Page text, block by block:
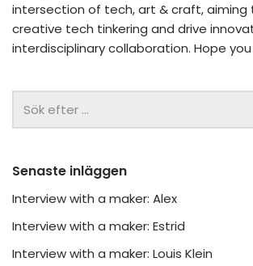
intersection of tech, art & craft, aiming
creative tech tinkering and drive
interdisciplinary collaboration. Hope
Senaste inläggen
Interview with a maker: Alex
Interview with a maker: Estrid
Interview with a maker: Louis Klein